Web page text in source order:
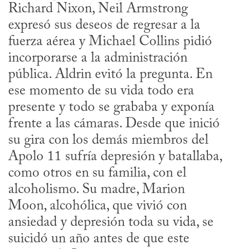
Richard Nixon, Neil Armstrong
expresó sus deseos de regresar a la
fuerza aérea y Michael Collins pidió
incorporarse a la administración
pública. Aldrin evitó la pregunta. En
ese momento de su vida todo era
presente y todo se grababa y exponía
frente a las cámaras. Desde que inició
su gira con los demás miembros del
Apolo 11 sufría depresión y batallaba,
como otros en su familia, con el
alcoholismo. Su madre, Marion
Moon, alcohólica, que vivió con
ansiedad y depresión toda su vida, se
suicidó un año antes de que este